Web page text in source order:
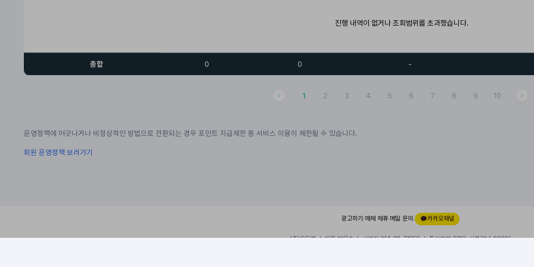
진행 내역이 없거나 조회범위를 초과했습니다.
총합 0 0 -
1 2 3 4 5 6 7 8 9 10
운영정책에 어긋나거나 비정상적인 방법으로 전환되는 경우 포인트 지급제한 등 서비스 이용이 제한될 수 있습니다.
회원 운영정책 보러가기
광고하기 매체 제휴 메일 문의 | 카카오채널
(주)오드엠 ㅣ 대표 박무순 ㅣ 사업자 214-88-71058 ㅣ 통신판매 2012-서울강남-02916